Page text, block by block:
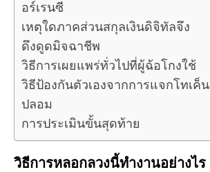
อร์เรนซี
เหตุใดภาคส่วนสกุลเงินดิจิทัลจึง
ดึงดูดมิจฉาชีพ
วิธีการเผยแพร่ทั่วไปที่ผู้ฉ้อโกงใช้
วิธีป้องกันตัวเองจากการแจกโทเค็น
ปลอม
การประเมินขั้นสุดท้าย
วิธีการหลอกลวงนี้ทำงานอย่างไร